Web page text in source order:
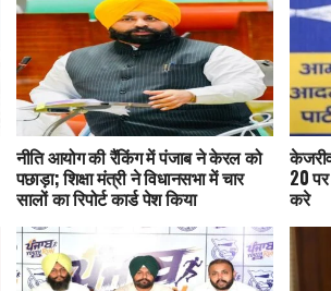
नीति आयोग की रैंकिंग में पंजाब ने केरल को
पछाड़ा; शिक्षा मंत्री ने विधानसभा में चार
सालों का रिपोर्ट कार्ड पेश किया
20 पर
करे